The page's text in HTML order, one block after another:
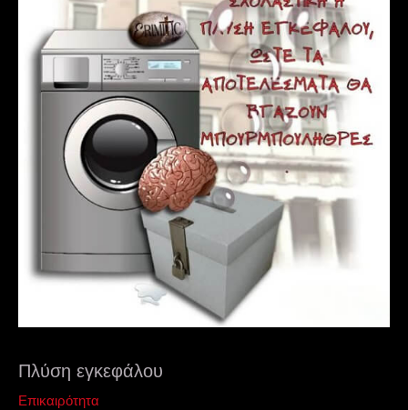
Πλύση εγκεφάλου
Επικαιρότητα